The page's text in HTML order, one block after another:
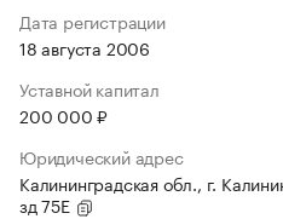
Дата регистрации
18 августа 2006
Уставной капитал
200 000 ₽
Юридический адрес
Калининградская обл., г.
зд 75Е